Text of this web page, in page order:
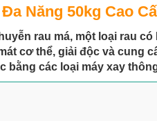
Năng 50kg Cao
rau má, một loại rau
cơ thể, giải độc và cung
bằng các loại máy xay